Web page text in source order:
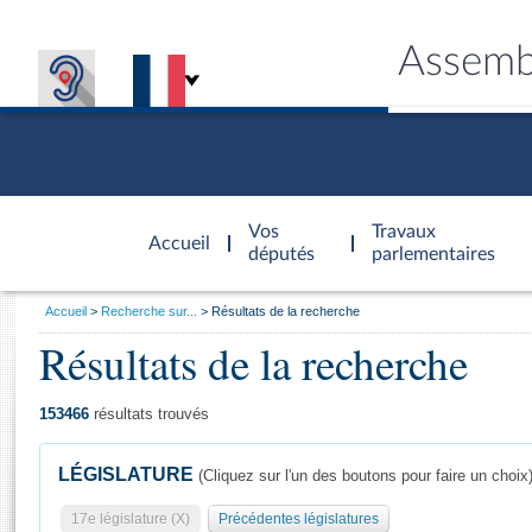
Accueil
d'accueil
Vos
députés
Travaux
parlementaires
Général
Vous
Accueil Recherche sur... Résultats de la recherche
Résultats de la recherche
153466 résultats trouvés
LÉGISLATURE (Cliquez sur l'un des boutons pour faire un choix)
17e législature (X) Précédentes législatures